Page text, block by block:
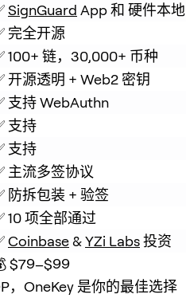
SignGuard App 和 硬件本
完全开源
100+ 链，30,000+ 币种
开源透明 + Web2 密钥
支持 WebAuthn
支持
支持
主流多签协议
防拆包装 + 验签
10 项全部通过
Coinbase & YZi Labs 投资
$79–$99
，OneKey 是你的最佳选择